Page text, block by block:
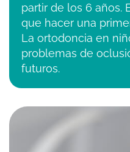
partir de los 6 años.
que hacer una
La ortodoncia en
problemas de
futuros.